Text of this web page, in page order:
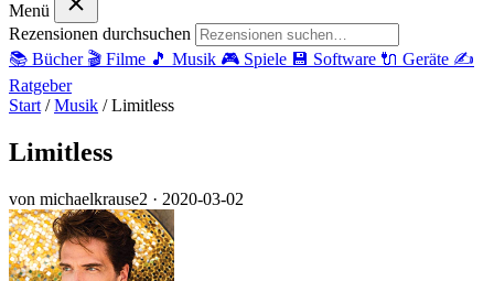
Menü
Rezensionen durchsuchen
📚 Bücher 🎬 Filme 🎵 Musik 🎮 Spiele 💾 Software 🔌 Geräte ✍️
Ratgeber
Start / Musik / Limitless
Limitless
von michaelkrause2 · 2020-03-02